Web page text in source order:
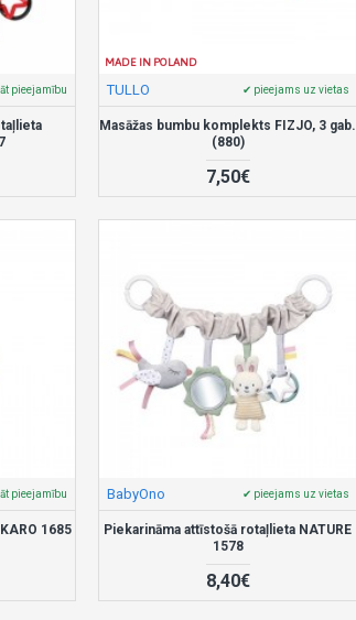
pieejamību
MADE IN POLAND
TULLO ✔ pieejams uz vietas
Masāžas bumbu komplekts FIZJO, 3 gab.
(880)
7,50€
pieejamību
1685
BabyOno ✔ pieejams uz vietas
Piekarināma attīstošā rotaļlieta NATURE
1578
8,40€